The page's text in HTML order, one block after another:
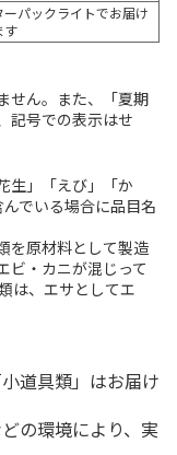
ーパックライトでお届け
す
せん。また、「夏期
記号での表示はせ
生」「えび」「か
でいる場合に品目名
を原材料として製造
ビ・カニが混じって
は、エサとしてエ
道具類」はお届け
の環境により、実